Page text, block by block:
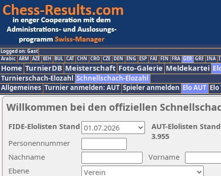
Logged on: Gast
Arabic ARM AZE BIH BUL CAT CHN CRO CZE DEN ENG ESP FAI FIN FRA GER GRE INA
Home TurnierDB Meisterschaft Foto-Galerie Meldekartei
Turnierschach-Elozahl Schnellschach-Elozahl
Allgemeines Turnier anmelden: AUT Spieler anmelden Elo AUT
Willkommen bei den offiziellen
Nachname
Vorname
Ebene
Personennummer
AUT-Elolisten
3.955
FIDE-Elolisten Stand